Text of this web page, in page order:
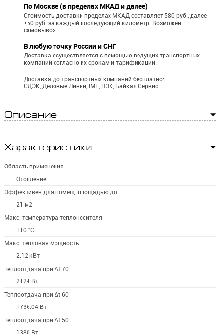
По Москве (в пределах МКАД и далее)
Стоимость доставки пределах МКАД составляет 580 руб., далее
+50 руб. за каждый последующий километр. Возможен
самовывоз.
В любую точку России и СНГ
Доставка осуществляется с помощью ведущих транспортных
компаний согласно их срокам и тарификации.
Доставка до транспортных компаний бесплатно:
СДЭК, Деловые Линии, IML, ПЭК, Байкал Сервис.
Описание
Характеристики
Область применения
Отопление
Эффективен для помещ. площадью до
21 м2
Макс. температура теплоносителя
110 °С
Макс. тепловая мощность
2.12 кВт
Теплоотдача при Δt 70
2124 Вт
Теплоотдача при Δt 60
1736.04 Вт
Теплоотдача при Δt 50
1380 Вт